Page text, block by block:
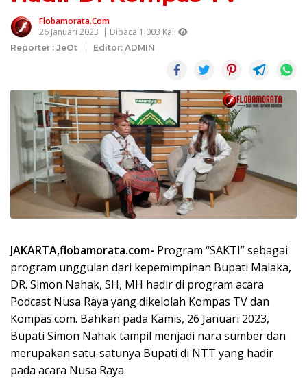
Flobamorata.com
26 Januari 2023 | Dibaca 1,003 Kali
Reporter : JeOt Editor: ADMIN
JAKARTA,flobamorata.com- Program “SAKTI” sebagai
program unggulan dari kepemimpinan Bupati Malaka,
DR. Simon Nahak, SH, MH hadir di program acara
Podcast Nusa Raya yang dikelolah Kompas TV dan
Kompas.com. Bahkan pada Kamis, 26 Januari 2023,
Bupati Simon Nahak tampil menjadi nara sumber dan
merupakan satu-satunya Bupati di NTT yang hadir
pada acara Nusa Raya.